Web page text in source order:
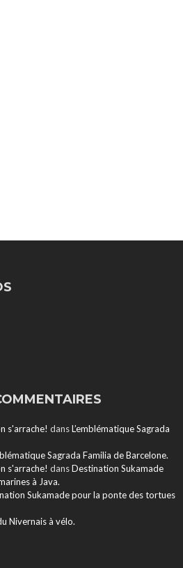
s'arrache! dansL’emblématique Sagrada
Sagrada Familia de Barcelone.
s'arrache! dansDestination Sukamade
à Java.
Sukamade pour la ponte des tortues
Nivernais à vélo.